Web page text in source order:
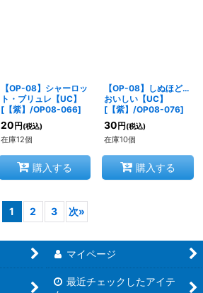
【OP-08】シャーロッ
ト・ブリュレ【UC】
[【紫】/OP08-066]
20 円 (税込)
在庫12個
購入する
【OP-08】しぬほど…
おいしい【UC】
[【紫】/OP08-076]
30 円 (税込)
在庫10個
購入する
1 2 3 次»
マイページ
最近チェックしたアイテ